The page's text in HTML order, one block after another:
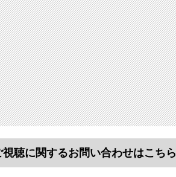
視聴に関するお問い合わせはこちら